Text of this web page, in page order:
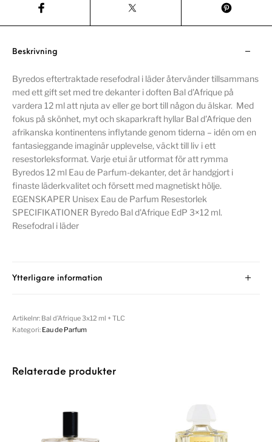
Beskrivning
Byredos eftertraktade resefodral i läder återvänder tillsammans
med ett gift set med tre dekanter i doften Bal d'Afrique på
vardera 12 ml att njuta av eller ge bort till någon du älskar. Med
fokus på skönhet, myt och skaparkraft hyllar Bal d'Afrique den
afrikanska kontinentens inflytande genom tiderna – idén om en
fantasieggande imaginär upplevelse, väckt till liv i ett
resestorleksformat. Varje etui är utformat för att rymma
Byredos 12 ml Eau de Parfum-dekanter, det är handgjort i
finaste läderkvalitet och försett med magnetiskt hölje.
EGENSKAPER Unisex Eau de Parfum Resestorlek
SPECIFIKATIONER Byredo Bal d'Afrique EdP 3×12 ml.
Resefodral i läder
Ytterligare information
Artikelnr: Bal d’Afrique 3x12 ml + TLC
Kategori: Eau de Parfum
Relaterade produkter